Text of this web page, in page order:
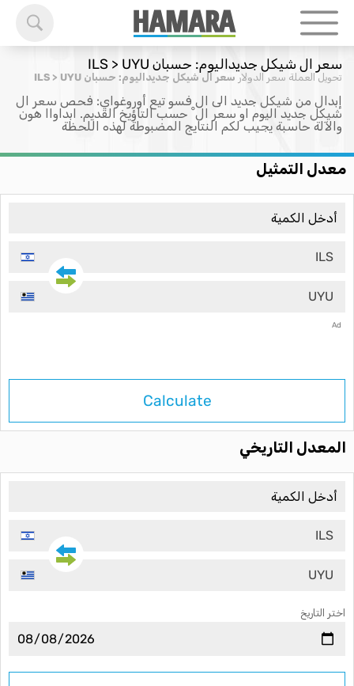
سعر ال شيكل جديداليوم: حسبان ILS > UYU
تحويل العملة سعر الدولار سعر ال شيكل جديداليوم: حسبان ILS > UYU
إبدال من شيكل جديد الى ال فسو تيع أوروغواي: فحص سعر ال
شيكل جديد اليوم او سعر ال ْ حسب التاؤيخ القديم. ابداواا هون
والآلة حاسبة يجيب لكم النتايج المضبوطة لهذه اللحظة
معدل التمثيل
ILS
UYU
Ad
Calculate
المعدل التاريخي
ILS
UYU
اختر التاريخ